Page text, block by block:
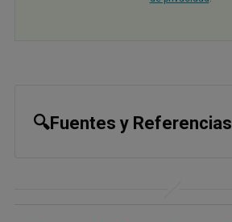
🔍Fuentes y Referencias